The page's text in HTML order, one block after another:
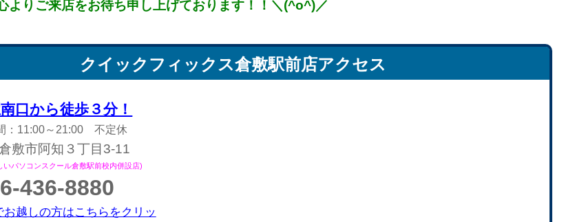
よりご来店をお待ち申し上げております！！＼(^o^)／
クイックフィックス倉敷駅前店アクセス
口から徒歩３分！
：11:00～21:00 不定休
敷市阿知３丁目3-11
いパソコンスクール倉敷駅前校内併設店)
436-8880
お越しの方はこちらをクリッ